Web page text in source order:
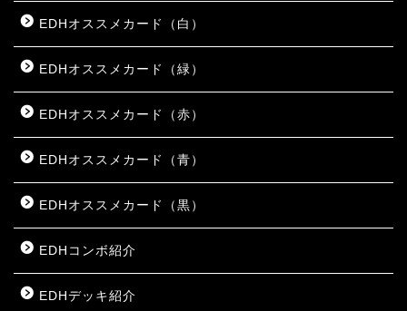
EDHオススメカード（白）
EDHオススメカード（緑）
EDHオススメカード（赤）
EDHオススメカード（青）
EDHオススメカード（黒）
EDHコンボ紹介
EDHデッキ紹介